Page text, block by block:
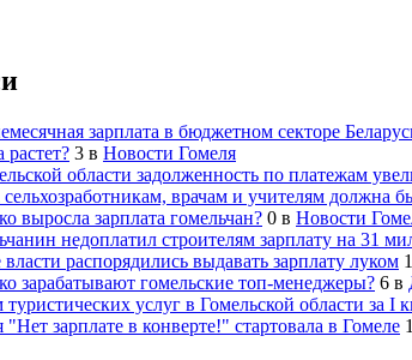
зарплата в бюджетном секторе
растет? 3 в Новости Гомеля
области задолженность по платежам
сельхозработникам, врачам и учителям должна
выросла зарплата гомельчан? 0 в Новости
недоплатил строителям зарплату на 31
распорядились выдавать зарплату луком 1
зарабатывают гомельские топ-менеджеры? 6 в
услуг в Гомельской области за I
зарплате в конверте!" стартовала в Гомеле 1